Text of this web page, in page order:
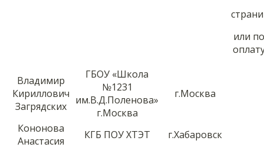
или
Владимир
Кириллович
Загрядских
ГБОУ «Школа
№1231
им.В.Д.Поленова»
г.Москва
г.Москва
Кононова
Анастасия
КГБ ПОУ ХТЭТ г.Хабаровск